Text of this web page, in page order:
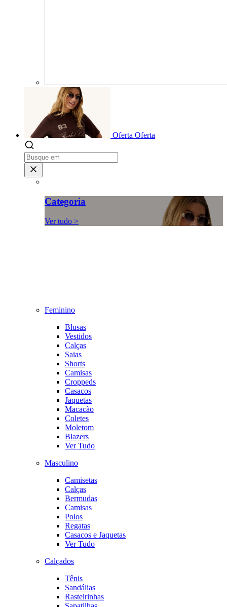
Oferta Oferta
Categoria
Ver tudo >
Feminino
Blusas
Vestidos
Calças
Saias
Shorts
Camisas
Croppeds
Casacos
Jaquetas
Macacão
Coletes
Moletom
Blazers
Ver Tudo
Masculino
Camisetas
Calças
Bermudas
Camisas
Polos
Regatas
Casacos e Jaquetas
Ver Tudo
Calçados
Tênis
Sandálias
Rasteirinhas